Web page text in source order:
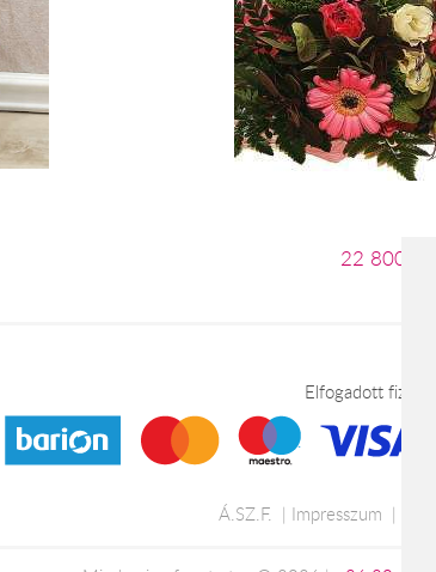
22 800 Ft-
Elfogadott
Á.SZ.F. Impresszum